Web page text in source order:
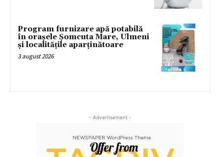
Program furnizare apă potabilă
în orașele Șomcuta Mare, Ulmeni
și localitățile aparținătoare
3 august 2026
- Advertisement -